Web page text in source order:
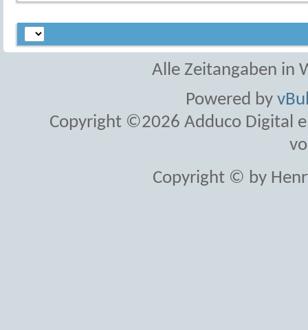
Alle Zeitangaben in
Powered by
Copyright ©2026 Adduco Digital
Copyright © by